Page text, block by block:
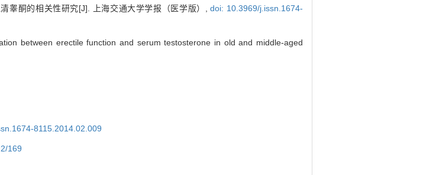
睾酮的相关性研究[J]. 上海交通大学学报（医学版）,doi: 10.3969/j.issn.1674-
between erectile function and serum testosterone in old and middle-aged
8115.2014.02.009
169